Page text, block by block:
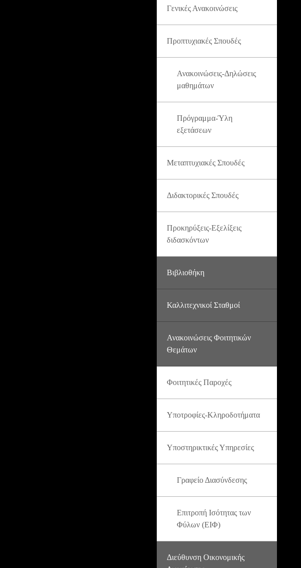
Γενικές Ανακοινώσεις
Προπτυχιακές Σπουδές
Ανακοινώσεις-Δηλώσεις
μαθημάτων
Πρόγραμμα-Ύλη
εξετάσεων
Μεταπτυχιακές Σπουδές
Διδακτορικές Σπουδές
Προκηρύξεις-Εξελίξεις
διδασκόντων
Βιβλιοθήκη
Καλλιτεχνικοί Σταθμοί
Ανακοινώσεις Φοιτητικών
Θεμάτων
Φοιτητικές Παροχές
Υποτροφίες-Κληροδοτήματα
Υποστηρικτικές Υπηρεσίες
Γραφείο Διασύνδεσης
Επιτροπή Ισότητας των
Φύλων (ΕΙΦ)
Διεύθυνση Οικονομικής